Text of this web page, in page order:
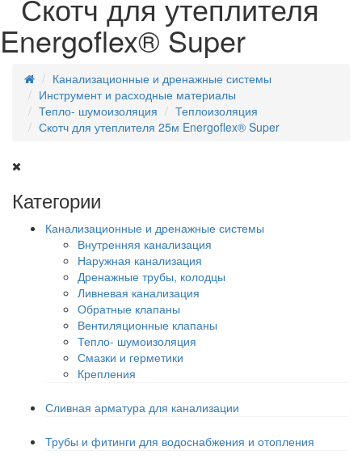
Скотч для утеплителя
Energoflex® Super
Канализационные и дренажные системы
Инструмент и расходные материалы
Тепло- шумоизоляция
Теплоизоляция
Скотч для утеплителя 25м Energoflex® Super
Категории
Канализационные и дренажные системы
Внутренняя канализация
Наружная канализация
Дренажные трубы, колодцы
Ливневая канализация
Обратные клапаны
Вентиляционные клапаны
Тепло- шумоизоляция
Смазки и герметики
Крепления
Сливная арматура для канализации
Трубы и фитинги для водоснабжения и отопления